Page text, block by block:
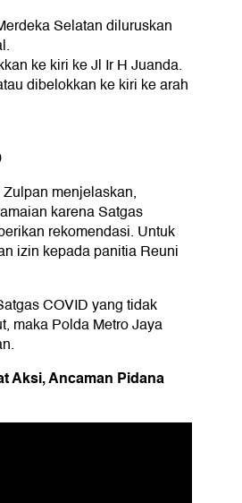
Selatan diluruskan
ke kiri ke Jl Ir H Juanda.
dibelokkan ke kiri ke arah
menjelaskan,
karena Satgas
rekomendasi. Untuk
izin kepada panitia Reuni
COVID yang tidak
maka Polda Metro Jaya
Aksi, Ancaman Pidana